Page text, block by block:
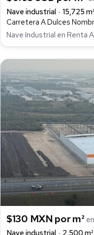
Nave industrial
15,725 m²
Nave Industrial en Renta
$130 MXN por m²
Nave industrial
2,500 m²